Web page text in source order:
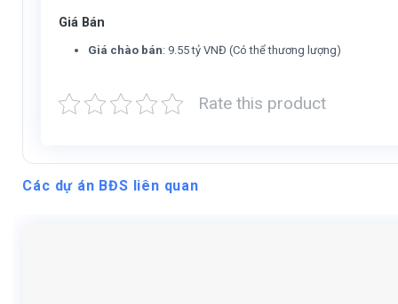
Giá Bán
Giá chào bán: 9.55 tỷ VNĐ (Có thể thương lượng)
Rate this product
Các dự án BĐS liên quan